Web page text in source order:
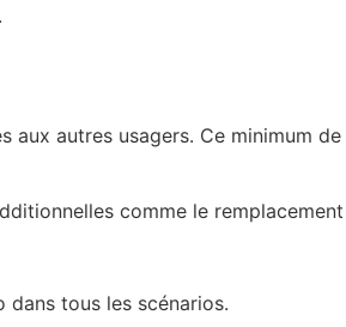
aux autres usagers. Ce minimum
comme le
tous les scénarios.